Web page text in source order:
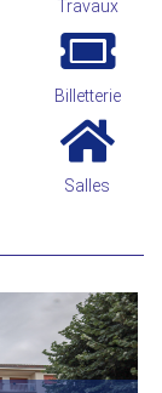
Travaux
Billetterie
Salles